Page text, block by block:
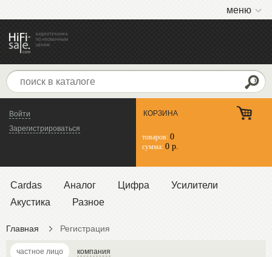
меню
Войти
Зарегистрироваться
КОРЗИНА
товаров: 0
сумма: 0 р.
Cardas Аналог Цифра
Усилители
Акустика
Разное
Главная Регистрация
частное лицо компания